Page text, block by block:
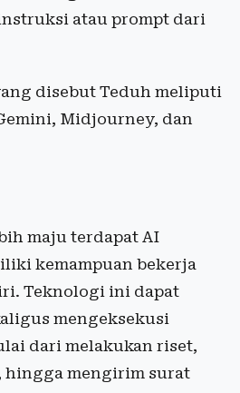
atau prompt dari
disebut Teduh meliputi
Midjourney, dan
maju terdapat AI
kemampuan bekerja
Teknologi ini dapat
mengeksekusi
dari melakukan riset,
hingga mengirim surat